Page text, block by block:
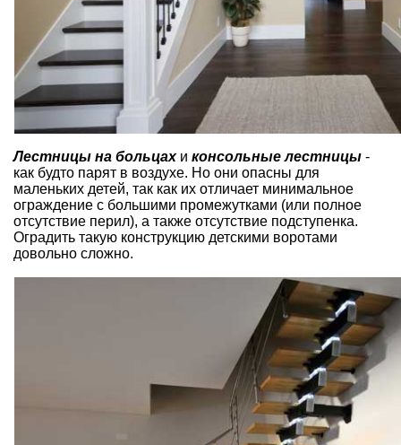
Лестницы на больцахи консольные лестницы -
как будто парят в воздухе. Но они опасны для
маленьких детей, так как их отличает минимальное
ограждение с большими промежутками (или полное
отсутствие перил), а также отсутствие подступенка.
Оградить такую конструкцию детскими воротами
довольно сложно.